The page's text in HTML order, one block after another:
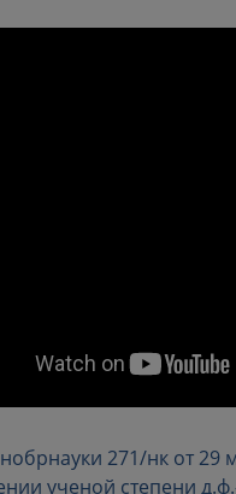
271/нк от 29
ученой степени